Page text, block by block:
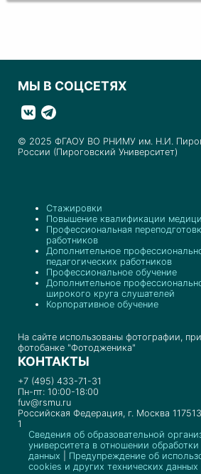
МЫ В СОЦСЕТЯХ
© 2025 ФГАОУ ВО РНИМУ им. Н.И.
России (Пироговский Университет)
Стажировки
Повышение квалификации
Профессиональная
работников
Дополнительное
педагогических работников
Профессиональное обучение
Дополнительное
широкого круга слушателей
Корпоративное обучение
На сайте использованы фотографии,
фотобанке "Фотодженика"
КОНТАКТЫ
+7 (495) 433-71-31
Пн-пт: 10:00-18:00
fuv@rsmu.ru
Российская Федерация, г. Москва
1
Сведения об образовательной
университета в отношении
данных
Предупреждение об
cookies и других технических данных